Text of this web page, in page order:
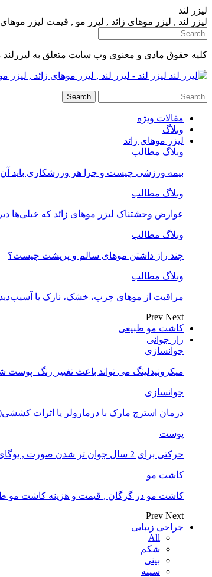
لیزر لند
لیزر لند , لیزر موهای زائد , لیزر مو , قیمت لیزر
کلیه حقوق مادی و معنوی وب سایت متعلق به لیزرلند
لیزر لند - لیزر لند , لیزر موهای زائد ,
مقالات ویژه
وبلاگ
لیزر موهای زائد
وبلاگ مطالب
بیمه ورزشی چیست و چرا هر ورزشکاری باید آن
وبلاگ مطالب
عوارض وحشتناک لیزر موهای زائد که خیلی‌ها
وبلاگ مطالب
چند راز داشتن موهای سالم و پرپشت چیست؟
وبلاگ مطالب
مراقبت از موهای چرب، خشک، نازک یا
Prev Next
کاشت مو طبیعی
راز جوانی
جوانسازی
میکرونیدلینگ می تواند باعث تغییر رنگ ‍ پوست
جوانسازی
درمان استرچ مارک با درمارولر یا اثرات
پوست
حرکتی برای 2 سال جوان تر شدن صورت , یوگای صورت
کاشت مو
کاشت مو در گرگان , قیمت و هزینه کاشت مو
Prev Next
جراحی زیبایی
All
شکم
بینی
سینه